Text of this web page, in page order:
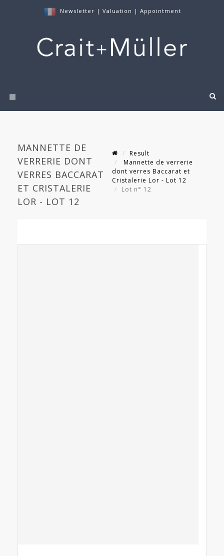
Newsletter | Valuation | Appointment
MANNETTE DE
VERRERIE DONT
VERRES BACCARAT
ET CRISTALERIE
LOR - LOT 12
Result
Mannette de verrerie
dont verres Baccarat et
Cristalerie Lor - Lot 12
Lot n° 12